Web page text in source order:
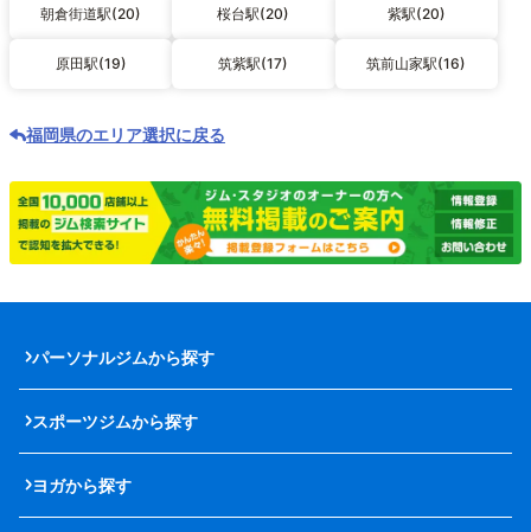
朝倉街道駅(20) 桜台駅(20) 紫駅(20)
原田駅(19) 筑紫駅(17) 筑前山家駅(16)
福岡県のエリア選択に戻る
パーソナルジムから探す
スポーツジムから探す
ヨガから探す